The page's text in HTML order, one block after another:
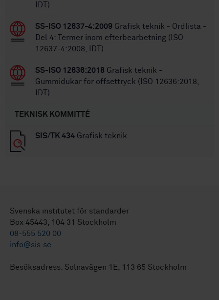
IDT)
SS-ISO 12637-4:2009 Grafisk teknik - Ordlista -
Del 4: Termer inom efterbearbetning (ISO
12637-4:2008, IDT)
SS-ISO 12636:2018 Grafisk teknik -
Gummidukar för offsettryck (ISO 12636:2018,
IDT)
TEKNISK KOMMITTÉ
SIS/TK 434 Grafisk teknik
Svenska institutet för standarder
Box 45443, 104 31 Stockholm
08-555 520 00
info@sis.se
Besöksadress: Solnavägen 1E, 113 65 Stockholm